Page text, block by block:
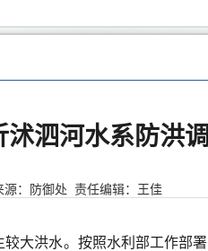
沭泗河水系防洪
： 防御处 责任编辑：王佳
大洪水。按照水利部工作部